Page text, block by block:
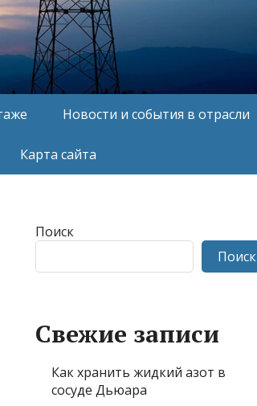
Новости и события в отрасли
Карта сайта
Поиск
Поиск
Свежие записи
Как хранить жидкий азот в
сосуде Дьюара